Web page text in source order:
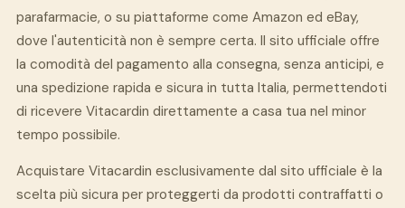
parafarmacie, o su piattaforme come Amazon ed eBay,
dove l'autenticità non è sempre certa. Il sito ufficiale offre
la comodità del pagamento alla consegna, senza anticipi, e
una spedizione rapida e sicura in tutta Italia, permettendoti
di ricevere Vitacardin direttamente a casa tua nel minor
tempo possibile.
Acquistare Vitacardin esclusivamente dal sito ufficiale è la
scelta più sicura per proteggerti da prodotti contraffatti o